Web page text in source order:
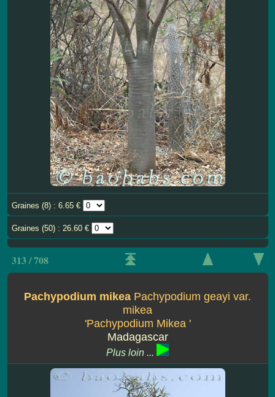
Graines (8) : 6.65 €
Graines (50) : 26.60 €
313 / 708
Pachypodium mikea Pachypodium geayi var.
mikea
'Pachypodium Mikea '
Madagascar
Plus loin ...